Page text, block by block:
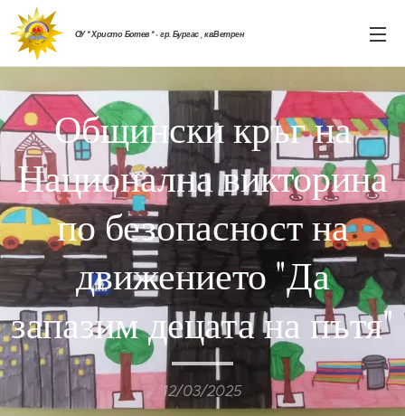
ОУ " Христо Ботев " - гр. Бургас , кв.Ветрен
Общински кръг на
Национална викторина
по безопасност на
движението "Да
запазим децата на пътя"
12/03/2025